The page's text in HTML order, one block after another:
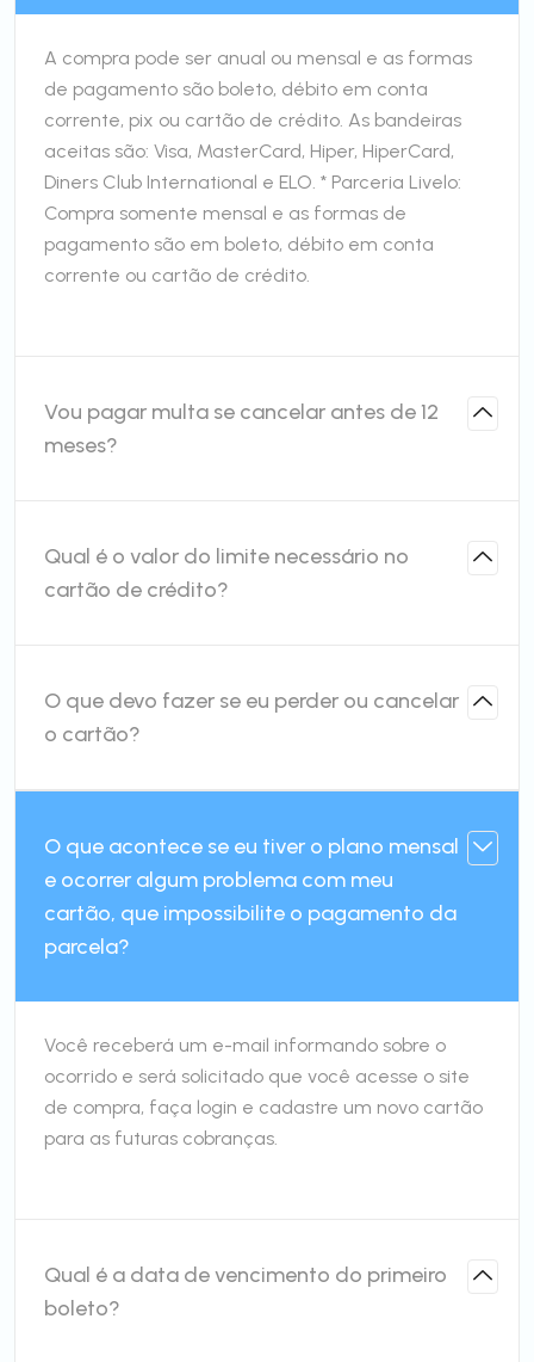
A compra pode ser anual ou mensal e as formas
de pagamento são boleto, débito em conta
corrente, pix ou cartão de crédito. As bandeiras
aceitas são: Visa, MasterCard, Hiper, HiperCard,
Diners Club International e ELO. * Parceria Livelo:
Compra somente mensal e as formas de
pagamento são em boleto, débito em conta
corrente ou cartão de crédito.
Vou pagar multa se cancelar antes de 12
meses?
Qual é o valor do limite necessário no
cartão de crédito?
O que devo fazer se eu perder ou cancelar
o cartão?
O que acontece se eu tiver o plano mensal
e ocorrer algum problema com meu
cartão, que impossibilite o pagamento da
parcela?
Você receberá um e-mail informando sobre o
ocorrido e será solicitado que você acesse o site
de compra, faça login e cadastre um novo cartão
para as futuras cobranças.
Qual é a data de vencimento do primeiro
boleto?